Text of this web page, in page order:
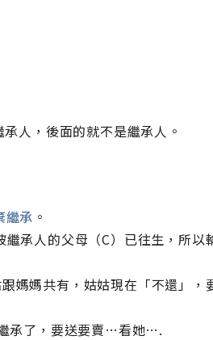
人，後面的就不是繼承人。
繼承 。
承人的父母（C）已往生，所以
媽媽共有，姑姑現在「不還」，
承了，要送要賣…看她….